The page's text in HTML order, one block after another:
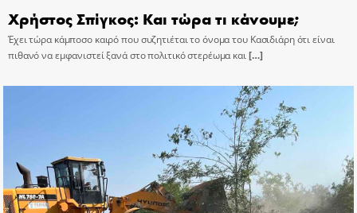
Χρήστος Σπίγκος: Και τώρα τι κάνουμε;
Έχει τώρα κάμποσο καιρό που συζητιέται το όνομα του Κασιδιάρη ότι είναι
πιθανό να εμφανιστεί ξανά στο πολιτικό στερέωμα και[…]